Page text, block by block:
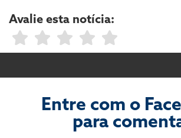
Avalie esta notícia:
Entre com o
para